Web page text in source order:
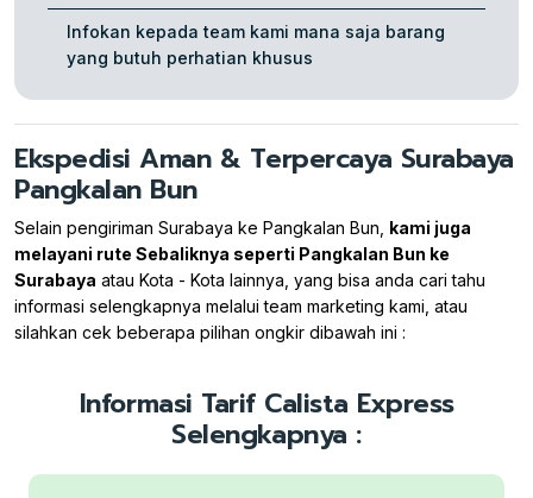
Infokan kepada team kami mana saja barang
yang butuh perhatian khusus
Ekspedisi Aman & Terpercaya Surabaya
Pangkalan Bun
Selain pengiriman Surabaya ke Pangkalan Bun, kami juga
melayani rute Sebaliknya seperti Pangkalan Bun ke
Surabaya atau Kota - Kota lainnya, yang bisa anda cari tahu
informasi selengkapnya melalui team marketing kami, atau
silahkan cek beberapa pilihan ongkir dibawah ini :
Informasi Tarif Calista Express
Selengkapnya :